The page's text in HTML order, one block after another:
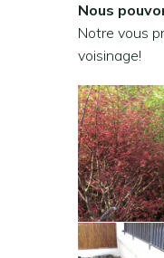
Nous
Notre vous
voisinage!